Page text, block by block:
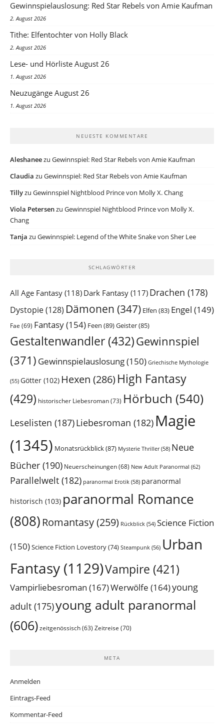
Gewinnspielauslosung: Red Star Rebels von Amie Kaufman
2. August 2026
Tithe: Elfentochter von Holly Black
2. August 2026
Lese- und Hörliste August 26
1. August 2026
Neuzugänge August 26
1. August 2026
NEUESTE KOMMENTARE
Aleshaneezu Gewinnspiel: Red Star Rebels von Amie Kaufman
Claudia zu Gewinnspiel: Red Star Rebels von Amie Kaufman
Tillyzu Gewinnspiel Nightblood Prince von Molly X. Chang
Viola Petersenzu Gewinnspiel Nightblood Prince von Molly X.
Chang
Tanja zu Gewinnspiel: Legend of the White Snake von Sher Lee
SCHLAGWÖRTER
All Age Fantasy (118) Dark Fantasy (117) Drachen (178)
Dystopie(128) Dämonen (347) Elfen (83) Engel (149)
Fae (69) Fantasy(154) Feen (89)Geister(85)
Gestaltenwandler (432)Gewinnspiel
(371) Gewinnspielauslosung(150) Griechische Mythologie
(55) Götter (102) Hexen (286) High Fantasy
(429) historischer Liebesroman(73) Hörbuch (540)
Leselisten (187)Liebesroman (182) Magie
(1345) Monatsrückblick(87) Mysterie Thriller(58) Neue
Bücher (190) Neuerscheinungen(68) New Adult Paranormal (62)
Parallelwelt (182) paranormal Erotik (58) paranormal
historisch (103) paranormal Romance
(808) Romantasy(259) Rückblick (54) Science Fiction
(150)Science Fiction Lovestory(74) Steampunk (56) Urban
Fantasy (1129)Vampire (421)
Vampirliebesroman (167)Werwölfe (164)young
adult (175)young adult paranormal
(606) zeitgenössisch (63) Zeitreise (70)
META
Anmelden
Eintrags-Feed
Kommentar-Feed